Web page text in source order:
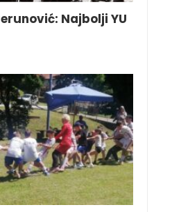
Najbolji YU